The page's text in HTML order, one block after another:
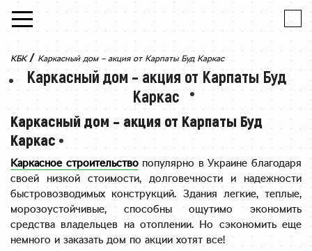
Skip to content
КБК / Каркасный дом – акция от Карпаты Буд Каркас
Каркасный дом – акция от Карпаты Буд
Каркас
Каркасный дом – акция от Карпаты Буд
Каркас
Каркасное строительствопопулярно в Украине благодаря
своей низкой стоимости, долговечности и надежности
быстровозводимых конструкций. Здания легкие, теплые,
морозоустойчивые, способны ощутимо экономить
средства владельцев на отоплении. Но сэкономить еще
немного и заказать дом по акции хотят все!